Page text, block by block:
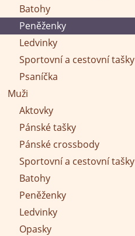
Batohy
Peněženky
Ledvinky
Sportovní a cestovní tašky
Psaníčka
Muži
Aktovky
Pánské tašky
Pánské crossbody
Sportovní a cestovní tašky
Batohy
Peněženky
Ledvinky
Opasky